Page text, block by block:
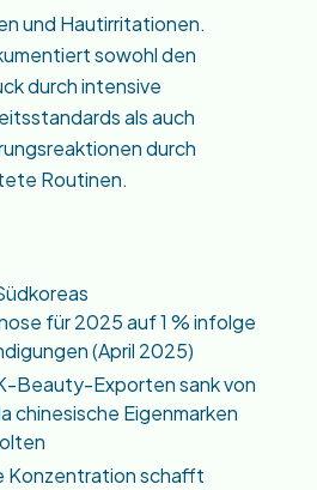
und Hautirritationen.
sowohl den
durch intensive
als auch
durch
Routinen.
für 2025 auf 1 % infolge
(April 2025)
Beauty-Exporten sank von
chinesische Eigenmarken
Konzentration schafft